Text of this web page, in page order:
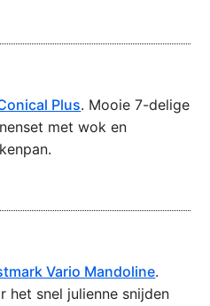
Plus. Mooie 7-delige
met wok en
Vario Mandoline.
het snel julienne snijden